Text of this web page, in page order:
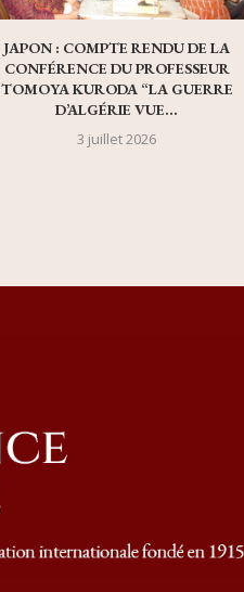
JAPON : COMPTE RENDU DE LA
CONFÉRENCE DU PROFESSEUR
TOMOYA KURODA “LA GUERRE
D’ALGÉRIE VUE...
3 juillet 2026